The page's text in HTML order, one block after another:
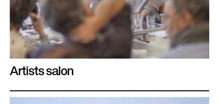
Artists salon